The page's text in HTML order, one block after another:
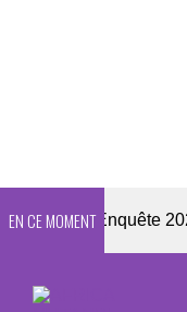
EN CE MOMENT
Enquête 2026